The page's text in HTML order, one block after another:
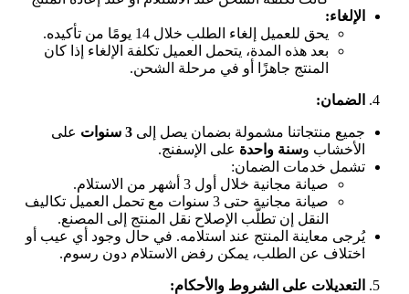
الإلغاء:
يحق للعميل إلغاء الطلب خلال 14 يومًا من تأكيده.
بعد هذه المدة، يتحمل العميل تكلفة الإلغاء إذا كان
المنتج جاهزًا أو في مرحلة الشحن.
الضمان:
جميع منتجاتنا مشمولة بضمان يصل إلى 3 سنوات على
الأخشاب وسنة واحدة على الإسفنج.
تشمل خدمات الضمان:
صيانة مجانية خلال أول 3 أشهر من الاستلام.
صيانة مجانية حتى 3 سنوات مع تحمل العميل تكاليف
النقل إن تطلّب الإصلاح نقل المنتج إلى المصنع.
يُرجى معاينة المنتج عند استلامه. في حال وجود أي عيب أو
اختلاف عن الطلب، يمكن رفض الاستلام دون رسوم.
التعديلات على الشروط والأحكام: